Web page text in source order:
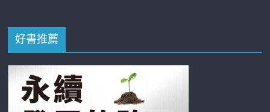
好書推薦